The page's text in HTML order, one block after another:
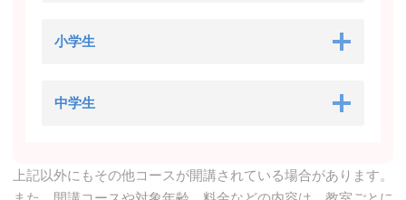
小学生
中学生
上記以外にもその他コースが開講されている場合があります。